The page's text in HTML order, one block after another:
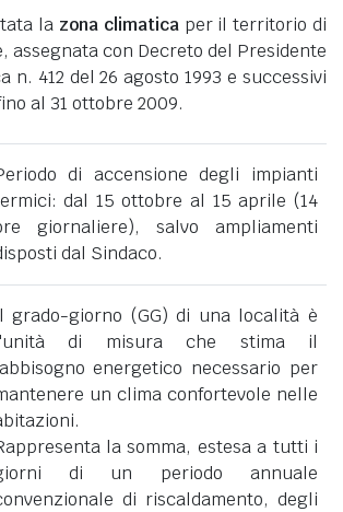
la zona climaticaper il territorio di
assegnata con Decreto del Presidente
n. 412 del 26 agosto 1993 e successivi
al 31 ottobre 2009.
di accensione degli impianti
dal 15 ottobre al 15 aprile (14
giornaliere), salvo ampliamenti
dal Sindaco.
grado-giorno (GG) di una località è
di misura che stima il
energetico necessario per
un clima confortevole nelle
la somma, estesa a tutti i
di un periodo annuale
di riscaldamento, degli